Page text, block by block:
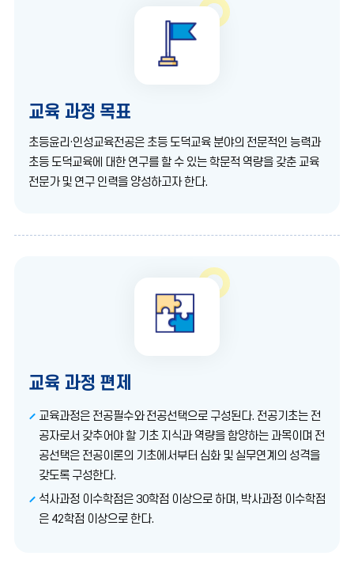
교육 과정 목표
초등윤리·인성교육전공은 초등 도덕교육 분야의 전문적인 능력과
초등 도덕교육에 대한 연구를 할 수 있는 학문적 역량을 갖춘 교육
전문가 및 연구 인력을 양성하고자 한다.
교육 과정 편제
교육과정은 전공필수와 전공선택으로 구성된다. 전공기초는 전
공자로서 갖추어야 할 기초 지식과 역량을 함양하는 과목이며 전
공선택은 전공이론의 기초에서부터 심화 및 실무연계의 성격을
갖도록 구성한다.
석사과정 이수학점은 30학점 이상으로 하며, 박사과정 이수학점
은 42학점 이상으로 한다.